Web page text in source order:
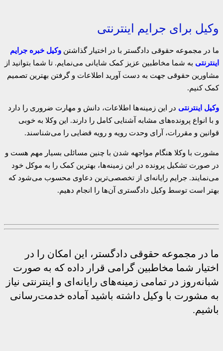
وکیل برای جرایم اینترنتی
ما در مجموعه حقوقی دادگستر با در اختیار گذاشتن وکیل خبره جرایم
اینترنتی به شما مخاطبین عزیز کمک شایانی می‌نمایم. تا شما بتوانید از
مشاورین حقوقی جهت به دست آورید اطلاعات و گرفتن بهترین تصمیم
کمک کنیم.
وکیل اینترنتی در این زمینه‌ها اطلاعات، دانش و مهارت ضروری را دارد
و با انواع پرونده‌های مشابه آشنایی کامل را دارند. این وکلا به خوبی
قوانین و مقررات، آرای وحدت رویه و رویه قضایی را می‌شناسند.
مشورت با وکلا هنگام مواجهه شدن با چنین مسائلی بسیار مهم هست و
در صورت تشکیل پرونده در این زمینه‌ها، بهترین کمک را به موکل خود
می‌نمایند. جرایم رایانه‌ای از تخصصی‌ترین دعاوی محسوب می‌شود که
بهتر است توسط وکیل دادگستری آن‌ها را انجام دهیم.
ما در مجموعه حقوقی دادگستر، این امکان را در
اختیار شما مخاطبین گرامی قرار داده که به صورت
شبانه‌روز در تمامی زمینه‌های رایانه‌ای و اینترنتی نیاز
به مشورت با وکیل داشته باشید آماده خدمت‌رسانی
باشیم.